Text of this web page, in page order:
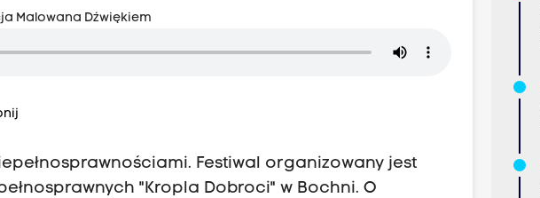
Malowana Dźwiękiem
Festiwal organizowany jest
"Kropla Dobroci" w Bochni. O